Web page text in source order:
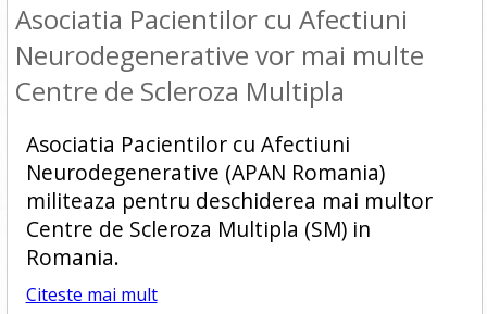
Asociatia Pacientilor cu Afectiuni
Neurodegenerative vor mai multe
Centre de Scleroza Multipla
Asociatia Pacientilor cu Afectiuni
Neurodegenerative (APAN Romania)
militeaza pentru deschiderea mai multor
Centre de Scleroza Multipla (SM) in
Romania.
Citeste mai mult